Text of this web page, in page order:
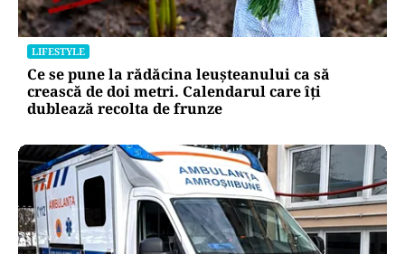
LIFESTYLE
Ce se pune la rădăcina leușteanului ca să
crească de doi metri. Calendarul care îți
dublează recolta de frunze